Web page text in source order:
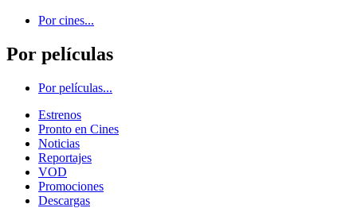
Por cines...
Por películas
Por películas...
Estrenos
Pronto en Cines
Noticias
Reportajes
VOD
Promociones
Descargas